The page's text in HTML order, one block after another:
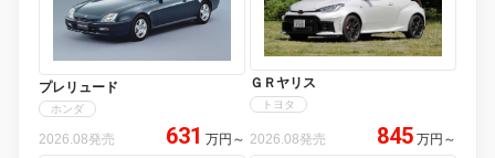
プレリュード
ホンダ
2026.08発売 631 万円 ～
ＧＲヤリス
トヨタ
2026.08発売 845 万円 ～